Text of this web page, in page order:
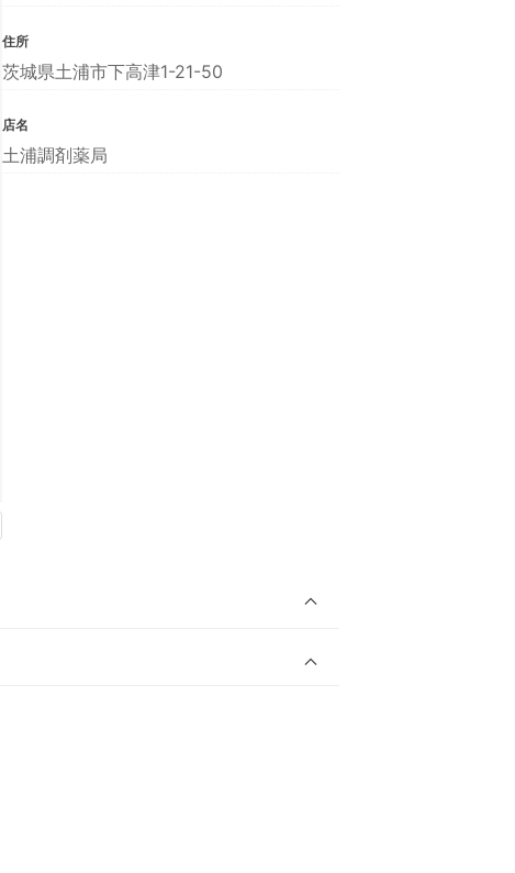
住所
茨城県土浦市下高津1-21-50
店名
土浦調剤薬局